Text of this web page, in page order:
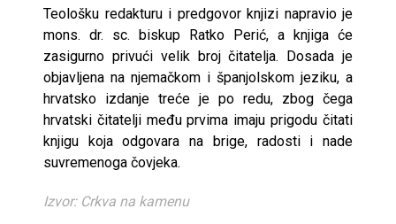
Teološku redakturu i predgovor knjizi napravio je
mons. dr. sc. biskup Ratko Perić, a knjiga će
zasigurno privući velik broj čitatelja. Dosada je
objavljena na njemačkom i španjolskom jeziku, a
hrvatsko izdanje treće je po redu, zbog čega
hrvatski čitatelji među prvima imaju prigodu čitati
knjigu koja odgovara na brige, radosti i nade
suvremenoga čovjeka.
Izvor: Crkva na kamenu